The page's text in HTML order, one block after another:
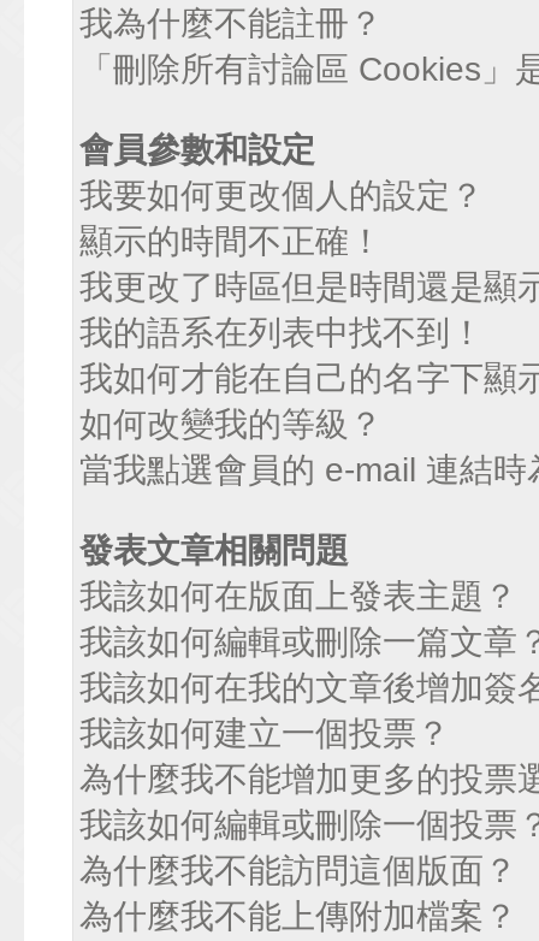
我為什麼不能註冊？
「刪除所有討論區 Cookies」
會員參數和設定
我要如何更改個人的設定？
顯示的時間不正確！
我更改了時區但是時間還是顯
我的語系在列表中找不到！
我如何才能在自己的名字下顯
如何改變我的等級？
當我點選會員的 e-mail 連結
發表文章相關問題
我該如何在版面上發表主題？
我該如何編輯或刪除一篇文章
我該如何在我的文章後增加簽
我該如何建立一個投票？
為什麼我不能增加更多的投票
我該如何編輯或刪除一個投票
為什麼我不能訪問這個版面？
為什麼我不能上傳附加檔案？